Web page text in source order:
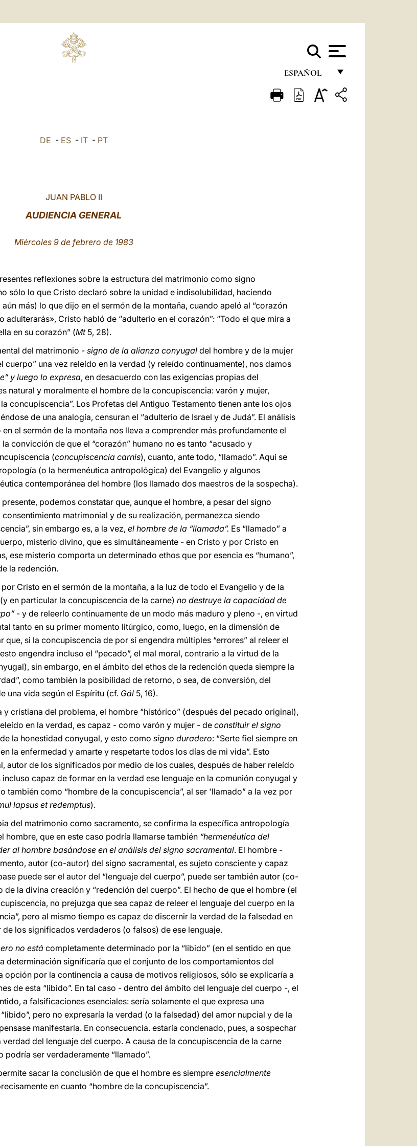
ESPAÑOL
FRANÇAIS
DE - ES- IT- PT
JUAN PABLO II
AUDIENCIA GENERAL
Miércoles 9 de febrero de 1983
reflexiones sobre la estructura del matrimonio como signo
sólo lo que Cristo declaró sobre la unidad e indisolubilidad, haciendo
más) lo que dijo en el sermón de la montaña, cuando apeló al “corazón
adulterarás», Cristo habló de “adulterio en el corazón”: “Todo el que mira a
en su corazón” (Mt5, 28).
del matrimonio - signo de la alianza conyugal del hombre y de la mujer
cuerpo” una vez releído en la verdad (y releído continuamente), nos damos
y luego lo expresa, en desacuerdo con las exigencias propias del
natural y moralmente el hombre de la concupiscencia: varón y mujer,
concupiscencia”. Los Profetas del Antiguo Testamento tienen ante los ojos
de una analogía, censuran el “adulterio de Israel y de Judá”. El análisis
el sermón de la montaña nos lleva a comprender más profundamente el
convicción de que el “corazón” humano no es tanto “acusado y
(concupiscencia carnis), cuanto, ante todo, “llamado”. Aquí se
(o la hermenéutica antropológica) del Evangelio y algunos
contemporánea del hombre (los llamado dos maestros de la sospecha).
podemos constatar que, aunque el hombre, a pesar del signo
matrimonial y de su realización, permanezca siendo
sin embargo es, a la vez, el hombre de la “llamada”. Es “llamado” a
misterio divino, que es simultáneamente - en Cristo y por Cristo en
ese misterio comporta un determinado ethos que por esencia es “humano”,
la redención.
Cristo en el sermón de la montaña, a la luz de todo el Evangelio y de la
(y en particular la concupiscencia de la carne) no destruye la capacidad de
- y de releerlo continuamente de un modo más maduro y pleno -, en virtud
tanto en su primer momento litúrgico, como, luego, en la dimensión de
que, si la concupiscencia de por sí engendra múltiples “errores” al releer el
engendra incluso el “pecado”, el mal moral, contrario a la virtud de la
sin embargo, en el ámbito del ethos de la redención queda siempre la
como también la posibilidad de retorno, o sea, de conversión, del
una vida según el Espíritu (cf. Gál 5, 16).
y cristiana del problema, el hombre “histórico” (después del pecado original),
en la verdad, es capaz - como varón y mujer - deconstituir el signo
la honestidad conyugal, y esto como signo duradero: “Serte fiel siempre en
la enfermedad y amarte y respetarte todos los días de mi vida”. Esto
autor de los significados por medio de los cuales, después de haber releído
incluso capaz de formar en la verdad ese lenguaje en la comunión conyugal y
también como “hombre de la concupiscencia”, al ser 'llamado” a la vez por
lapsus et redemptus).
del matrimonio como sacramento, se confirma la específica antropología
que en este caso podría llamarse también “hermenéutica del
al hombre basándose en el análisis del signo sacramental. El hombre -
autor (co-autor) del signo sacramental, es sujeto consciente y capaz
puede ser el autor del “lenguaje del cuerpo”, puede ser también autor (co-
la divina creación y “redención del cuerpo”. El hecho de que el hombre (el
no prejuzga que sea capaz de releer el lenguaje del cuerpo en la
pero al mismo tiempo es capaz de discernir la verdad de la falsedad en
los significados verdaderos (o falsos) de ese lenguaje.
no estácompletamente determinado por la “libido” (en el sentido en que
determinación significaría que el conjunto de los comportamientos del
opción por la continencia a causa de motivos religiosos, sólo se explicaría a
de esta “libido”. En tal caso - dentro del ámbito del lenguaje del cuerpo -, el
a falsificaciones esenciales: sería solamente el que expresa una
pero no expresaría la verdad (o la falsedad) del amor nupcial y de la
manifestarla. En consecuencia. estaría condenado, pues, a sospechar
del lenguaje del cuerpo. A causa de la concupiscencia de la carne
podría ser verdaderamente “llamado”.
sacar la conclusión de que el hombre es siempreesencialmente
en cuanto “hombre de la concupiscencia”.